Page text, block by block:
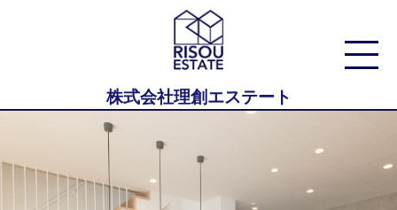
株式会社理創エステート